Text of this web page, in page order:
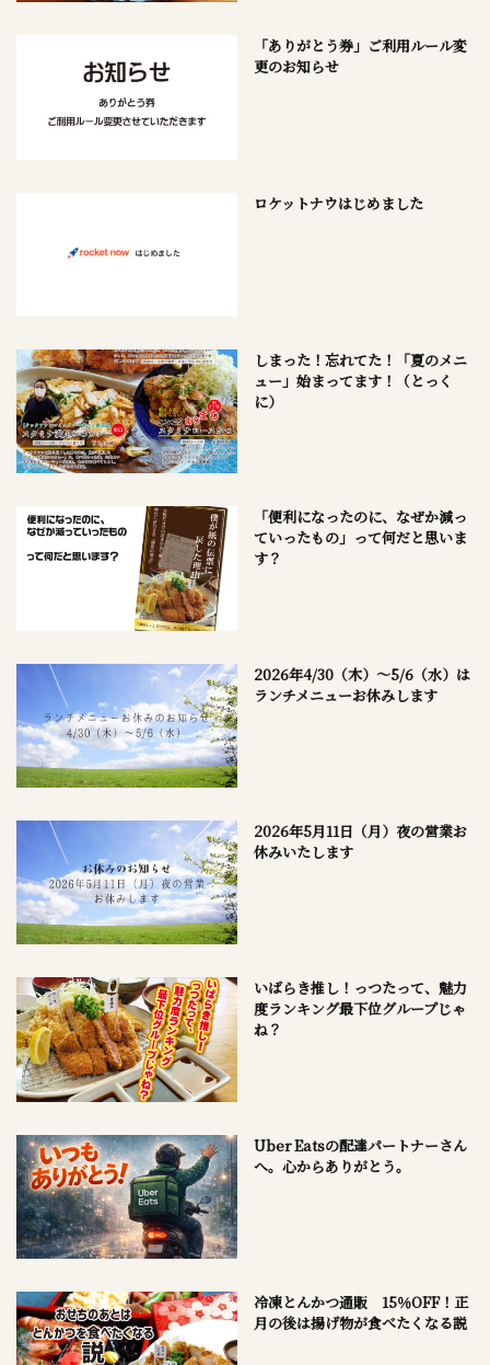
「ありがとう券」ご利用ルール変
更のお知らせ
ロケットナウはじめました
しまった！忘れてた！「夏のメニ
ュー」始まってます！（とっく
に）
「便利になったのに、なぜか減っ
ていったもの」って何だと思いま
す？
2026年4/30（木）～5/6（水）は
ランチメニューお休みします
2026年5月11日（月）夜の営業お
休みいたします
いばらき推し！っつたって、魅力
度ランキング最下位グループじゃ
ね？
Uber Eatsの配達パートナーさん
へ。心からありがとう。
冷凍とんかつ通販 15％OFF！正
月の後は揚げ物が食べたくなる説